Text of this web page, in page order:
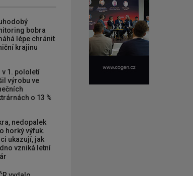
bobra
lépe chránit
krajinu
v 1. pololetí
výrobu ve
o 13 %
nedopalek
horký výfuk.
ukazují, jak
vzniká letní